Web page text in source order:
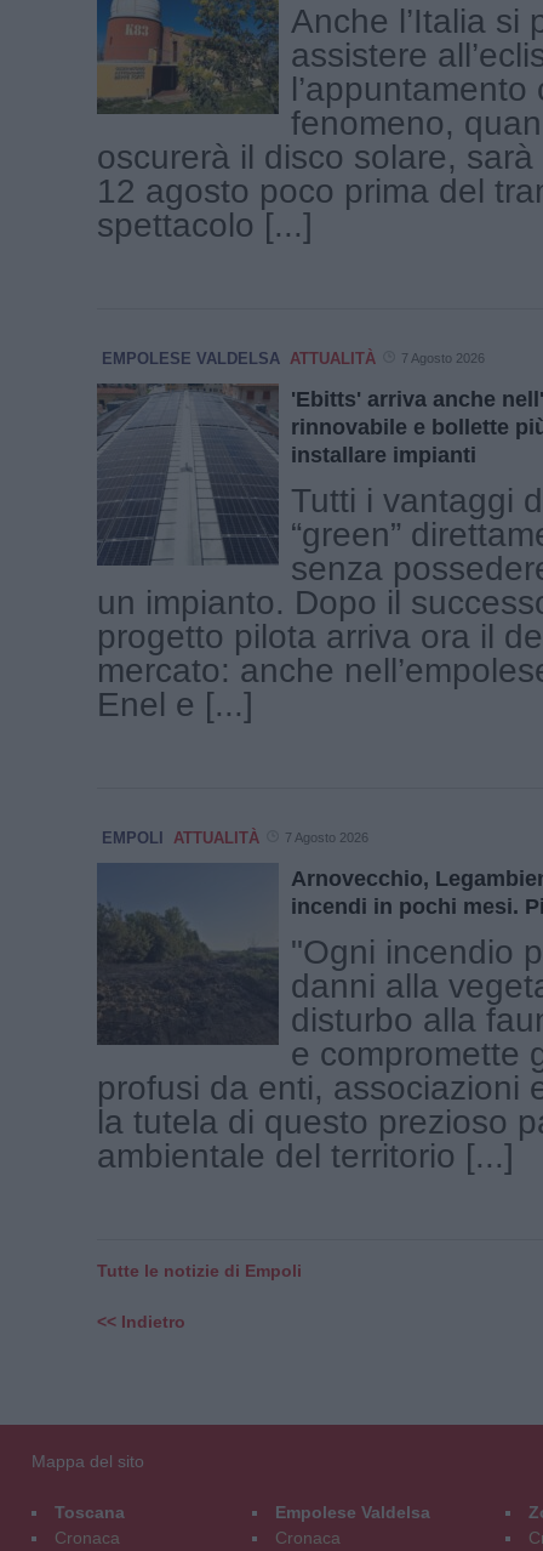
Anche l’Italia si
assistere
l’appuntamento
fenomeno,
oscurerà il disco solare,
12 agosto poco prima del
spettacolo [...]
EMPOLESE VALDELSA ATTUALITÀ 7 Agosto 2026
'Ebitts' arriva anche
rinnovabile e bollette
installare impianti
Tutti i vantaggi
“green”
senza
un impianto. Dopo il
progetto pilota arriva ora il
mercato: anche
Enel e [...]
EMPOLI ATTUALITÀ 7 Agosto 2026
Arnovecchio,
incendi in pochi mesi.
"Ogni incendio
danni alla
disturbo alla
e compromette
profusi da enti, associazioni
la tutela di questo prezioso
ambientale del territorio [...]
Tutte le notizie di Empoli
<< Indietro
Mappa del sito
Toscana
Cronaca
Empolese Valdelsa
Cronaca